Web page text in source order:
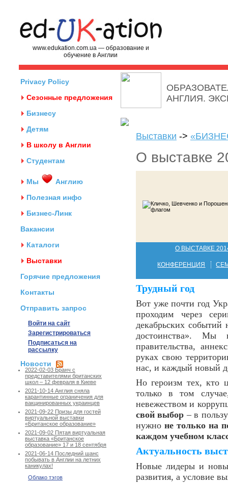
www.edukation.com.ua — образование и
обучение в Англии
Privacy Policy
Сезонные предложения
Бизнесу
Детям
В школу в Англии
Студентам
Мы
Англию
Полезная инфо
Бизнес-Линк
Вакансии
Каталоги
Выставки
Горячие предложения
Контакты
Отправить запрос
Войти на сайт
Зарегистрироваться
Подписаться на
рассылку
Новости
2022-02-03 Бранч с
представителями британских
школ – 12 февраля в Киеве
2021-10-14 Англия сняла
карантинные ограничения для
вакцинированных украинцев
2021-09-22 Призы для гостей
виртуальной выставки
«Британское образование»
2021-09-02 Пятая виртуальная
выставка «Британское
образование» 17 и 18 сентября
2021-06-14 Последний шанс
побывать в Англии на летних
каникулах!
Облако тэгов
АНГЛИЯ.
Выставки ->
О выставке
О ВЫСТАВКЕ
КОНФЕРЕНЦИЯ
Трудный год
Вот уже почти год
проходим через
декабрьских
достоинства». Мы
правительства,
руках свою
нас, и каждый новый
Но героизм тех, кто
только в том
невежеством и
свой выбор – в
нужноне только на
каждом учебном
Актуальность
Новые лидеры и
развития, а условие